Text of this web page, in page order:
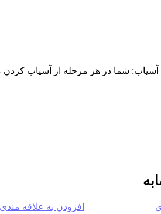
کردن می توانید 340 گرم از دانه ی قهوه را در این مخزن آسیاب کنید. که این رقم نشان می دهد ظرفیت مخزن آسیاب،
افزودن به علاقه مندی